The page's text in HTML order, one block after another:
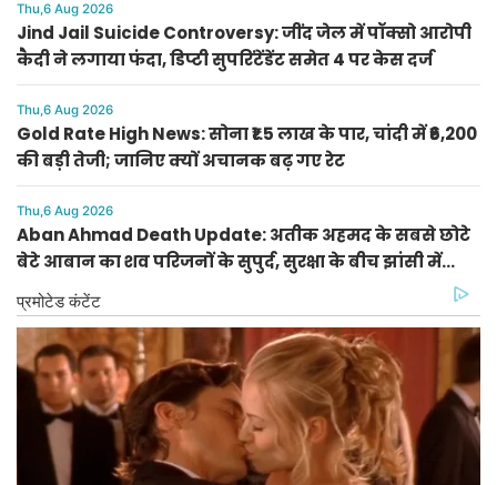
Thu,6 Aug 2026
Jind Jail Suicide Controversy: जींद जेल में पॉक्सो आरोपी
कैदी ने लगाया फंदा, डिप्टी सुपरिंटेंडेंट समेत 4 पर केस दर्ज
Thu,6 Aug 2026
Gold Rate High News: सोना ₹1.5 लाख के पार, चांदी में ₹6,200
की बड़ी तेजी; जानिए क्यों अचानक बढ़ गए रेट
Thu,6 Aug 2026
Aban Ahmad Death Update: अतीक अहमद के सबसे छोटे
बेटे आबान का शव परिजनों के सुपुर्द, सुरक्षा के बीच झांसी में
प्रक्रिया पूरी